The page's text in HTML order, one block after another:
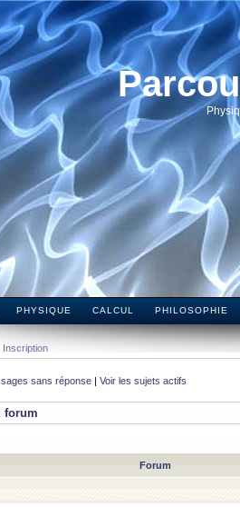
PHYSIQUE CALCUL PHILOSOPHIE
Inscription
sans réponse | Voir les sujets actifs
forum
Forum